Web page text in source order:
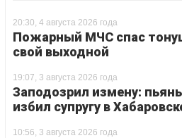
20:30, 4 августа 2026 года
Пожарный МЧС спас
свой выходной
19:07, 3 августа 2026 года
Заподозрил измену:
избил супругу в
10:56, 3 августа 2026 года